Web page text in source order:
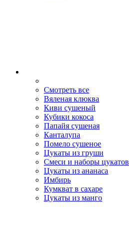
Смотреть все
Вяленая клюква
Киви сушеный
Кубики кокоса
Папайя сушеная
Канталупа
Помело сушеное
Цукаты из груши
Смеси и наборы цукатов
Цукаты из ананаса
Имбирь
Кумкват в сахаре
Цукаты из манго